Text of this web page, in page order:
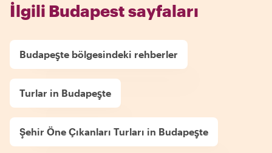
İlgili Budapest sayfaları
Budapeşte bölgesindeki rehberler
Turlar in Budapeşte
Şehir Öne Çıkanları Turları in Budapeşte